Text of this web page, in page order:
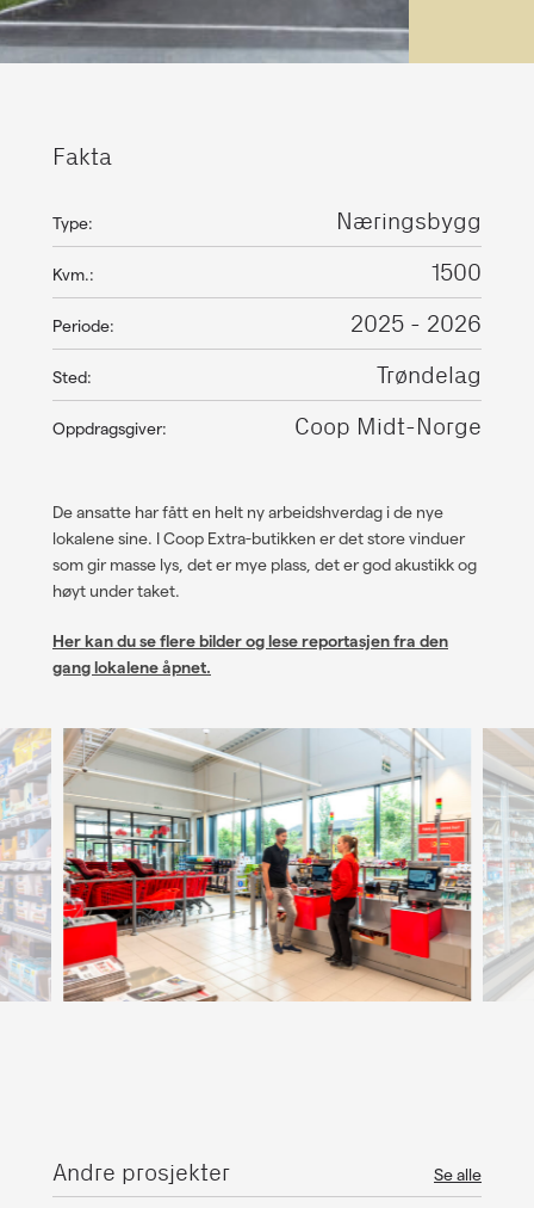
Fakta
Type: Næringsbygg
Kvm.: 1500
Periode: 2025 - 2026
Sted: Trøndelag
Oppdragsgiver: Coop Midt-Norge
De ansatte har fått en helt ny arbeidshverdag i de nye
lokalene sine. I Coop Extra-butikken er det store vinduer
som gir masse lys, det er mye plass, det er god akustikk og
høyt under taket.
Her kan du se flere bilder og lese reportasjen fra den
gang lokalene åpnet.
Andre prosjekter Se alle